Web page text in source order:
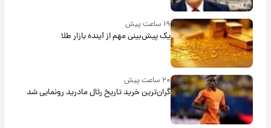
۱۹ ساعت پیش
یک پیش‌بینی مهم از آینده بازار طلا
۲۰ ساعت پیش
گران‌ترین خرید تاریخ رئال مادرید رونمایی شد